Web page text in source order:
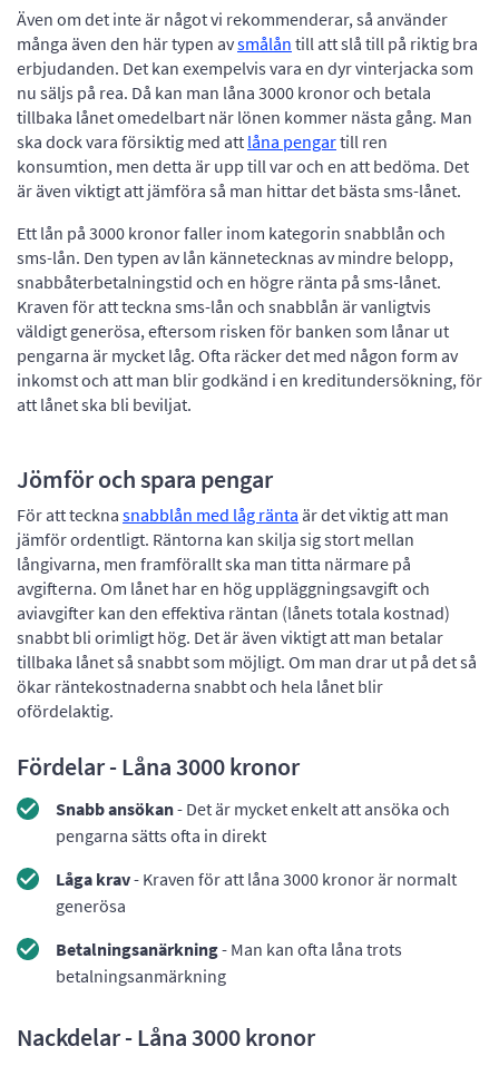
Även om det inte är något vi rekommenderar, så använder
många även den här typen avsmålån till att slå till på riktig bra
erbjudanden. Det kan exempelvis vara en dyr vinterjacka som
nu säljs på rea. Då kan man låna 3000 kronor och betala
tillbaka lånet omedelbart när lönen kommer nästa gång. Man
ska dock vara försiktig med att låna pengartill ren
konsumtion, men detta är upp till var och en att bedöma. Det
är även viktigt att jämföra så man hittar det bästa sms-lånet.
Ett lån på 3000 kronor faller inom kategorin snabblån och
sms-lån. Den typen av lån kännetecknas av mindre belopp,
snabbåterbetalningstid och en högre ränta på sms-lånet.
Kraven för att teckna sms-lån och snabblån är vanligtvis
väldigt generösa, eftersom risken för banken som lånar ut
pengarna är mycket låg. Ofta räcker det med någon form av
inkomst och att man blir godkänd i en kreditundersökning, för
att lånet ska bli beviljat.
Jömför och spara pengar
För att teckna snabblån med låg ränta är det viktig att man
jämför ordentligt. Räntorna kan skilja sig stort mellan
långivarna, men framförallt ska man titta närmare på
avgifterna. Om lånet har en hög uppläggningsavgift och
aviavgifter kan den effektiva räntan (lånets totala kostnad)
snabbt bli orimligt hög. Det är även viktigt att man betalar
tillbaka lånet så snabbt som möjligt. Om man drar ut på det så
ökar räntekostnaderna snabbt och hela lånet blir
ofördelaktig.
Fördelar - Låna 3000 kronor
Snabb ansökan- Det är mycket enkelt att ansöka och
pengarna sätts ofta in direkt
Låga krav- Kraven för att låna 3000 kronor är normalt
generösa
Betalningsanärkning- Man kan ofta låna trots
betalningsanmärkning
Nackdelar - Låna 3000 kronor